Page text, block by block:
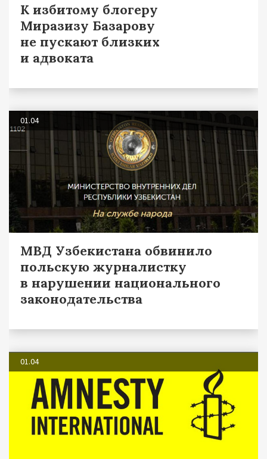
К избитому блогеру
Миразизу Базарову
не пускают близких
и адвоката
01.04
МВД Узбекистана обвинило
польскую журналистку
в нарушении национального
законодательства
01.04